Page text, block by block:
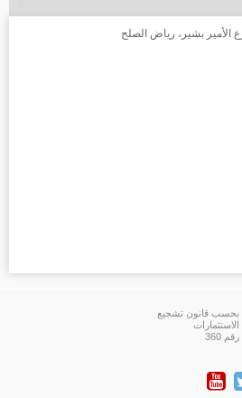
الأمير بشير، رياض الصلح
بحسب قانون تشجيع
الاستثمارات
رقم 360